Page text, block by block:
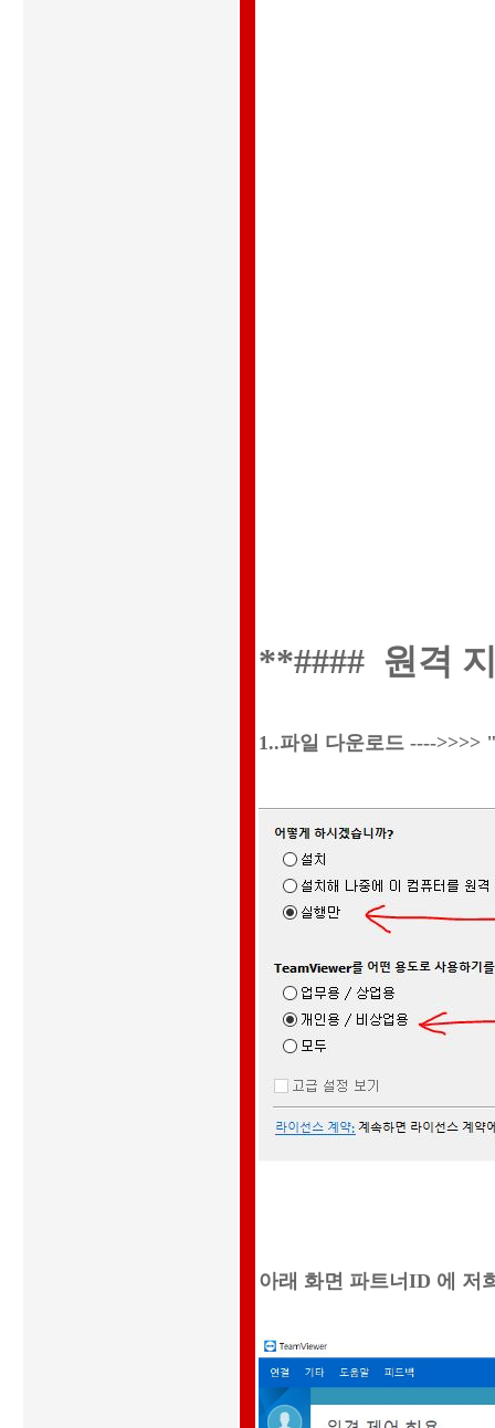
**#### 원격
1..파일 다운로드 ----
아래 화면 파트너ID 에 저